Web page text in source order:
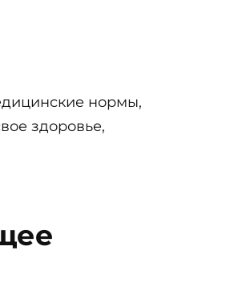
нормы,
здоровье,